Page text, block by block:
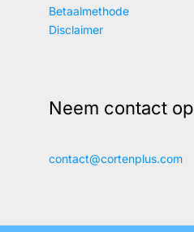
Betaalmethode
Disclaimer
Neem contact
contact@cortenplus.com